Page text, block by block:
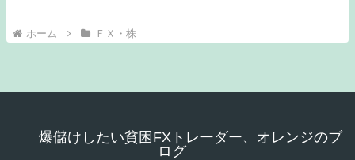
ホーム ＦＸ・株
爆儲けしたい貧困FXトレーダー、オレンジのブ
ログ